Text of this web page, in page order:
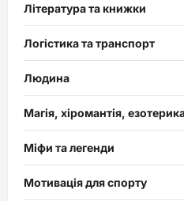
Література та книжки
Логістика та транспорт
Людина
Магія, хіромантія,
Міфи та легенди
Мотивація для спорту